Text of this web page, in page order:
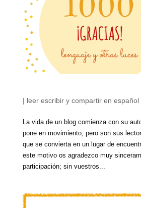
| leer escribir y compartir en español
La vida de un blog comienza con su
pone en movimiento, pero son sus
que se convierta en un lugar de
este motivo os agradezco muy
participación; sin vuestros...